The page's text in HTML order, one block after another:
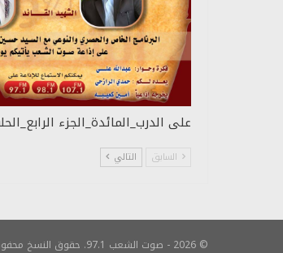
على الدرب_المائدة_الجزء
السابق التالي
© 2026 - صوت الشعب 97.1. حقوق النسخ محفوظة.